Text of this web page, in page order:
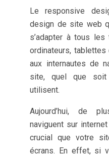
Le responsive
design de site web
s’adapter à tous les
ordinateurs, tablettes
aux internautes de
site, quel que soit
utilisent.
Aujourd’hui, de
naviguent sur
crucial que votre
écrans. En effet, si